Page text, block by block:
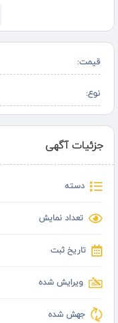
قیمت:
نوع:
جزئیات آگهی
دسته
تعداد نمایش
تاریخ ثبت
ویرایش شده
جهش شده